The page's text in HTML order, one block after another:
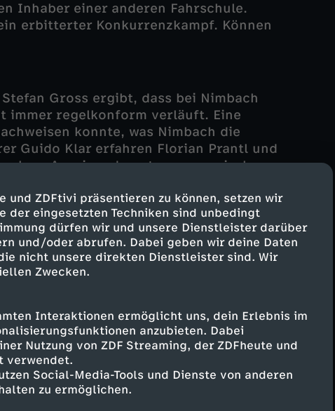
und ZDFtivi präsentieren zu können, setzen wir
der eingesetzten Techniken sind unbedingt
dürfen wir und unsere Dienstleister darüber
und/oder abrufen. Dabei geben wir deine Daten
nicht unsere direkten Dienstleister sind. Wir
Zwecken.
Interaktionen ermöglicht uns, dein Erlebnis im
anzubieten. Dabei
Nutzung von ZDF Streaming, der ZDFheute und
verwendet.
Social-Media-Tools und Dienste von anderen
zu ermöglichen.
Inhaber einer anderen Fahrschule.
erbitterter Konkurrenzkampf. Können
Gross ergibt, dass bei Nimbach
immer regelkonform verläuft. Eine
konnte, was Nimbach die
Guido Klar erfahren Florian Prantl und
zu Auseinandersetzungen zwischen
gekommen war. Felix hatte seinem
die Zahlungen plötzlich eingestellt
sein, so vermuten die Cops.
dem Täter immer näher kommen, sorgt
Stockl für fantasievolle